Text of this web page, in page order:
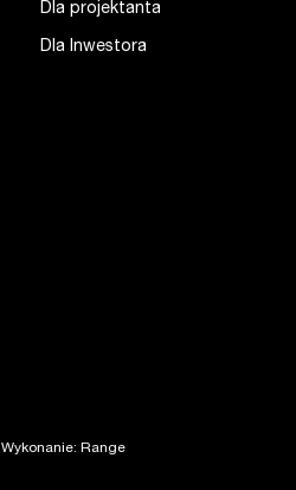
Dla projektanta
Dla Inwestora
Wykonanie: Range